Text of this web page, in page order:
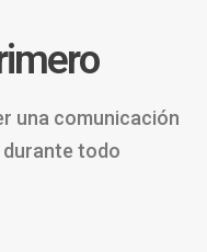
una comunicación
todo